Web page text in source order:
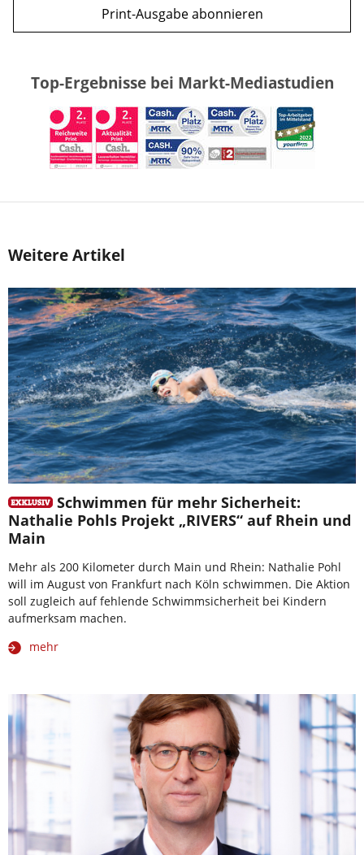
Print-Ausgabe abonnieren
Top-Ergebnisse bei Markt-Mediastudien
Weitere Artikel
Schwimmen für mehr Sicherheit:
Nathalie Pohls Projekt „RIVERS“ auf Rhein und
Main
Mehr als 200 Kilometer durch Main und Rhein: Nathalie Pohl
will im August von Frankfurt nach Köln schwimmen. Die Aktion
soll zugleich auf fehlende Schwimmsicherheit bei Kindern
aufmerksam machen.
mehr